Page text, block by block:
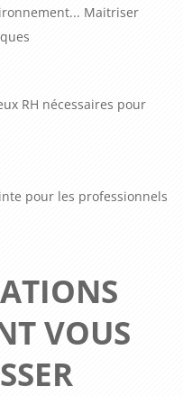
Maitriser
RH nécessaires pour
pour les professionnels
VOUS